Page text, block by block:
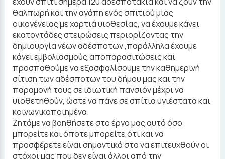
θαλπωρή και την αγάπη ενός σπιτιού μιας
οικογένειας με χαρτιά υιοθεσίας, να έχουμε κάνει
εκατοντάδες στειρώσεις περιορίζοντας την
δημιουργία νέων αδέσποτων ,παράλληλα έχουμε
κάνει εμβολιασμούς,αποπαρασιτώσεις και
προσπαθούμε να εξασφαλίσουμε την καθημερινή
σίτιση των αδέσποτων του δήμου μας και την
παραμονή τους σε ιδιωτική πανσιόν μέχρι να
υιοθετηθούν, ώστε να πάνε σε σπίτια υγιέστατα και
κοινωνικοποιημένα.
Ζητάμε να βοηθήσετε στο έργο μας αυτό όσο
μπορείτε και όποτε μπορείτε,ότι και να
προσφέρετε είναι σημαντικό στο να επιτευχθούν οι
στόχοι μας που δεν είναι άλλοι από την